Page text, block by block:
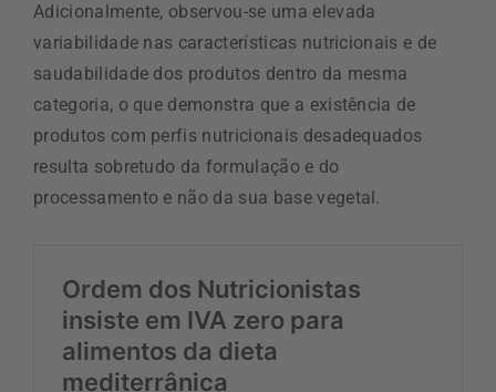
Adicionalmente, observou-se uma elevada
variabilidade nas características nutricionais e de
saudabilidade dos produtos dentro da mesma
categoria, o que demonstra que a existência de
produtos com perfis nutricionais desadequados
resulta sobretudo da formulação e do
processamento e não da sua base vegetal.